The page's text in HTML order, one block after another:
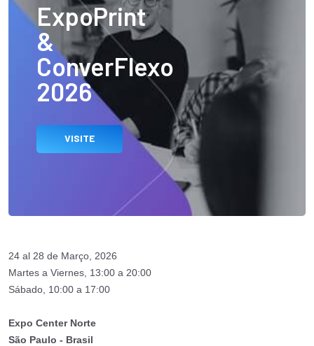
ExpoPrint
&
ConverFlexo
2026
VISITE
24 al 28 de Março, 2026
Martes a Viernes, 13:00 a 20:00
Sábado, 10:00 a 17:00
Expo Center Norte
São Paulo - Brasil